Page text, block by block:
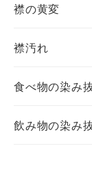
襟の黄変
襟汚れ
食べ物の染み
飲み物の染み